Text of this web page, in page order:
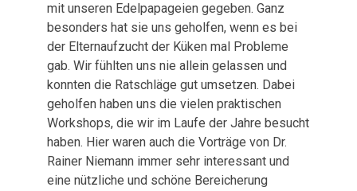
mit unseren Edelpapageien gegeben. Ganz
besonders hat sie uns geholfen, wenn es bei
der Elternaufzucht der Küken mal Probleme
gab. Wir fühlten uns nie allein gelassen und
konnten die Ratschläge gut umsetzen. Dabei
geholfen haben uns die vielen praktischen
Workshops, die wir im Laufe der Jahre besucht
haben. Hier waren auch die Vorträge von Dr.
Rainer Niemann immer sehr interessant und
eine nützliche und schöne Bereicherung